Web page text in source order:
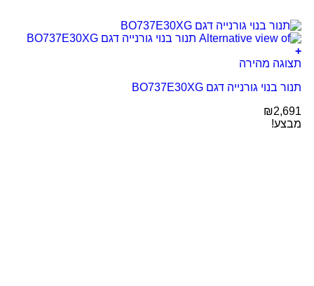
+
תצוגה מהירה
תנור בנוי גורנייה דגם BO737E30XG
₪2,691
מבצע!